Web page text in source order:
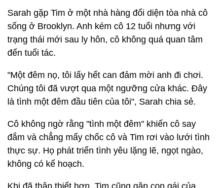
Sarah gặp Tim ở một nhà hàng đối diện tòa nhà cô
sống ở Brooklyn. Anh kém cô 12 tuổi nhưng với
trạng thái mới sau ly hôn, cô không quá quan tâm
đến tuổi tác.
"Một đêm nọ, tôi lấy hết can đảm mời anh đi chơi.
Chúng tôi đã vượt qua một ngưỡng cửa khác. Đây
là tình một đêm đầu tiên của tôi", Sarah chia sẻ.
Cô không ngờ rằng "tình một đêm" khiến cô say
đắm và chẳng mấy chốc cô và Tim rơi vào lưới tình
thực sự. Họ phát triển tình yêu lặng lẽ, ngọt ngào,
không có kế hoạch.